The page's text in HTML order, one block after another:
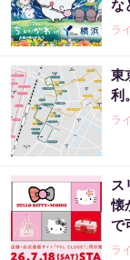
な
ラ
東
利
ラ
ス
懐
で
ラ